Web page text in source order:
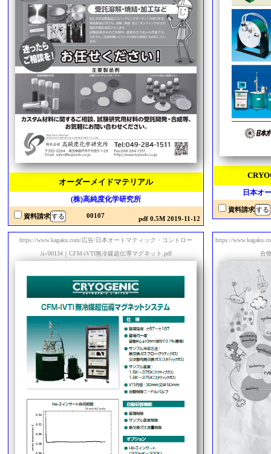
オーダーメイドマテリアル
(株)高純度化学研究所
資料請求 00107 pdf 0.5M 2019-11-12
日本オ
資料請求
https://www.kagaku.com/広告/日本オートマティック・コントロー
ル/00134｜CFM-iVTI無冷媒超伝導マグネット.pdf
https://
合